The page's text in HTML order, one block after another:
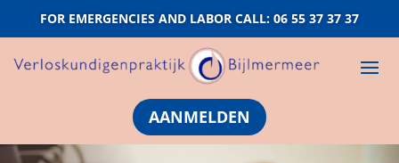
FOR EMERGENCIES AND LABOR CALL: 06 55 37 37 37
AANMELDEN